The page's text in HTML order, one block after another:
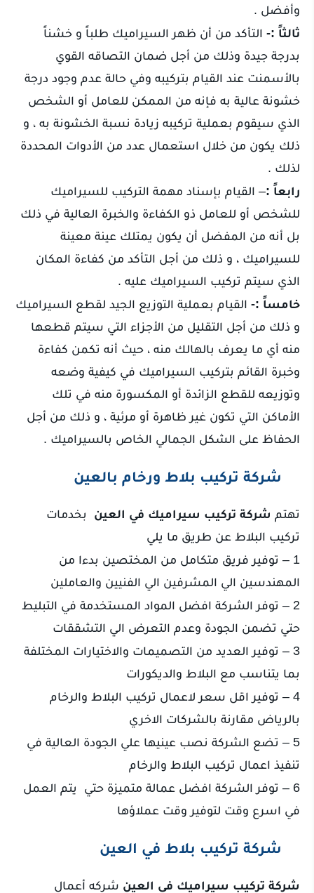
وأفضل .
ثالثاً :- التأكد من أن ظهر السيراميك طلباً و خشناً
بدرجة جيدة وذلك من أجل ضمان التصاقه القوي
بالأسمنت عند القيام بتركيبه وفي حالة عدم وجود درجة
خشونة عالية به فإنه من الممكن للعامل أو الشخص
الذي سيقوم بعملية تركيبه زيادة نسبة الخشونة به ، و
ذلك يكون من خلال استعمال عدد من الأدوات المحددة
لذلك .
رابعاً :– القيام بإسناد مهمة التركيب للسيراميك
للشخص أو للعامل ذو الكفاءة والخبرة العالية في ذلك
بل أنه من المفضل أن يكون يمتلك عينة معينة
للسيراميك ، و ذلك من أجل التأكد من كفاءة المكان
الذي سيتم تركيب السيراميك عليه .
خامساً :- القيام بعملية التوزيع الجيد لقطع السيراميك
و ذلك من أجل التقليل من الأجزاء التي سيتم قطعها
منه أي ما يعرف بالهالك منه ، حيث أنه تكمن كفاءة
وخبرة القائم بتركيب السيراميك في كيفية وضعه
وتوزيعه للقطع الزائدة أو المكسورة منه في تلك
الأماكن التي تكون غير ظاهرة أو مرئية ، و ذلك من أجل
الحفاظ على الشكل الجمالي الخاص بالسيراميك .
شركة تركيب بلاط ورخام بالعين
تهتم شركة تركيب سيراميك في العين
بخدمات
تركيب البلاط عن طريق ما يلي
1 – توفير فريق متكامل من المختصين بدءا من
المهندسين الي المشرفين الي الفنيين والعاملين
2 – توفر الشركة افضل المواد المستخدمة في التبليط
حتي تضمن الجودة وعدم التعرض الي التشققات
3 – توفير العديد من التصميمات والاختيارات المختلفة
بما يتناسب مع البلاط والديكورات
4 – توفير اقل سعر لاعمال تركيب البلاط والرخام
بالرياض مقارنة بالشركات الاخري
5 – تضع الشركة نصب عينيها علي الجودة العالية في
تنفيذ اعمال تركيب البلاط والرخام
6 – توفر الشركة افضل عمالة متميزة حتي يتم العمل
في اسرع وقت لتوفير وقت عملاؤها
شركة تركيب بلاط في العين
شركة تركيب سيراميك في العين شركه أعمال